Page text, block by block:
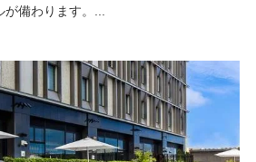
備わります。...